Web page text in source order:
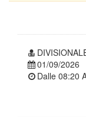
01/09/2026
Dalle 08:20